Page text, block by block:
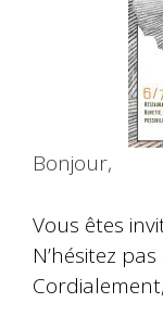
Bonjour,
Vous êtes
N’hésitez